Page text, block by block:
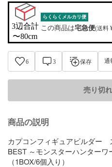
3辺合計
〜80cm
らくらくメルカリ便
この商品は宅急便(送料
6 3 保存 通
売り切
商品の説明
カプコンフィギュアビルダー
BEST ～モンスターハンターワ
（1BOX/6個入り）